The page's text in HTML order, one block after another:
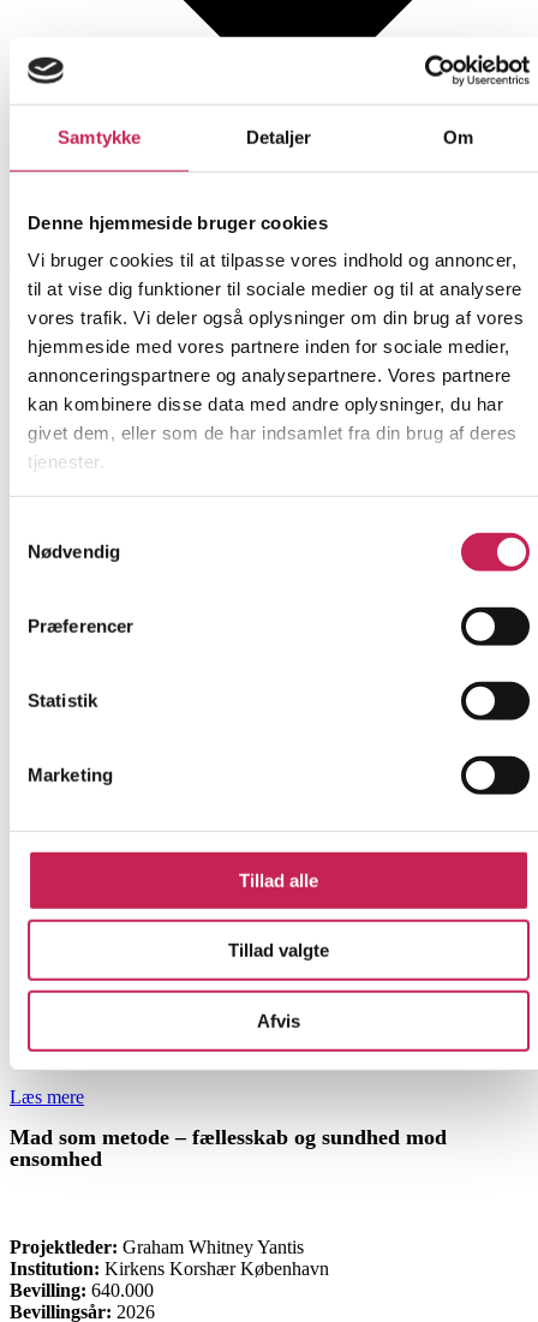
Samtykke Detaljer Om
Denne hjemmeside bruger cookies
Vi bruger cookies til at tilpasse vores indhold og annoncer,
til at vise dig funktioner til sociale medier og til at analysere
vores trafik. Vi deler også oplysninger om din brug af vores
hjemmeside med vores partnere inden for sociale medier,
annonceringspartnere og analysepartnere. Vores partnere
kan kombinere disse data med andre oplysninger, du har
givet dem, eller som de har indsamlet fra din brug af deres
tjenester.
Nødvendig
Præferencer
Statistik
Marketing
Tillad alle
Tillad valgte
Afvis
Læs mere
Sorg i fællesskaber – styrket recovery for kvinder med
flygtninge og migrationsbaggrund.
Projektleder:Lise Lotte Duch
Institution:FAKTI
Bevilling:600.000
Bevillingsår:
Læs mere
Mad som metode – fællesskab og sundhed mod
ensomhed
Projektleder: Graham Whitney Yantis
Institution: Kirkens Korshær København
Bevilling: 640.000
Bevillingsår: 2026